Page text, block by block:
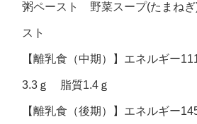
粥ペースト 野菜スープ(たまね
スト
【離乳食（中期）】エネルギー
3.3ｇ 脂質1.4ｇ
【離乳食（後期）】エネルギー